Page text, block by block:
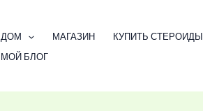
ДОМ МАГАЗИН КУПИТЬ СТЕРОИДЫ
МОЙ БЛОГ